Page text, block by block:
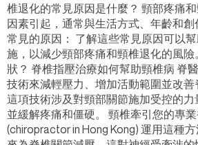
椎退化的常見原因是什麼？ 頸部疼痛
因素引起，通常與生活方式、年齡和
常見的原因： 了解這些常見原因可以
施，以減少頸部疼痛和頸椎退化的風
狀？ 脊椎指壓治療如何幫助頸椎病 脊
技術來減輕壓力、增加活動範圍並改
這項技術涉及對頸部關節施加受控的
並緩解疼痛和僵硬。 頸椎牽引您的專
(chiropractor in Hong Kong) 運用這種